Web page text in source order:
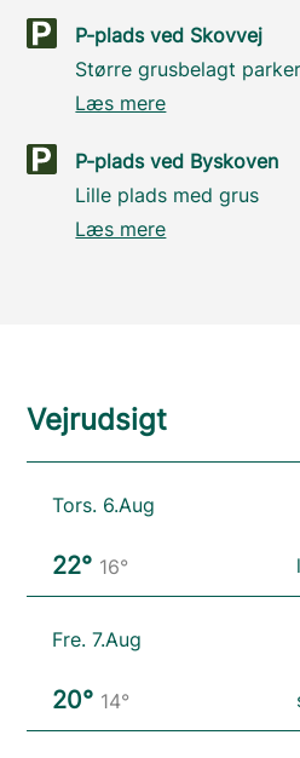
P-plads ved Skovvej
Større grusbelagt
Læs mere
P-plads ved Byskoven
Lille plads med grus
Læs mere
Vejrudsigt
Tors. 6.Aug
22° 16°
Fre. 7.Aug
20° 14°